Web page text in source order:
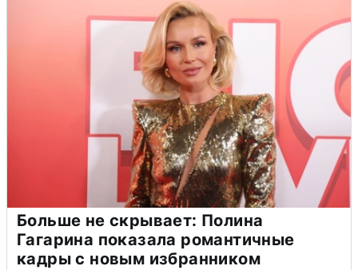
Больше не скрывает: Полина
Гагарина показала романтичные
кадры с новым избранником